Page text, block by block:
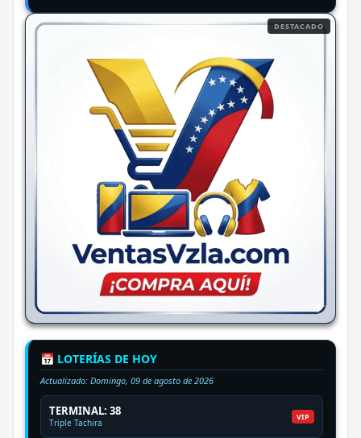
DESTACADO
📅 LOTERÍAS DE HOY
Actualizado: Domingo, 09 de agosto de 2026
TERMINAL: 38
Triple Tachira
VIP